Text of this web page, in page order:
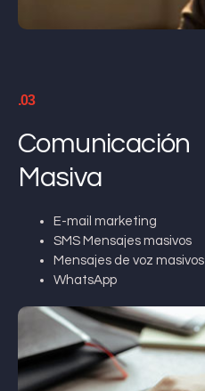
.03
Comunicación
Masiva
E-mail marketing
SMS Mensajes masivos
Mensajes de voz masivos
WhatsApp